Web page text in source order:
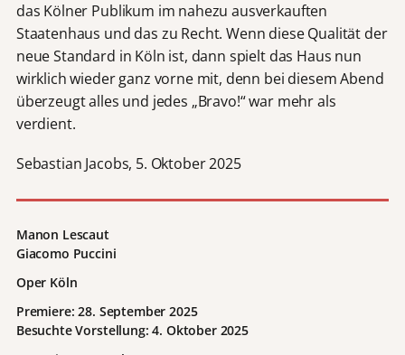
das Kölner Publikum im nahezu ausverkauften
Staatenhaus und das zu Recht. Wenn diese Qualität der
neue Standard in Köln ist, dann spielt das Haus nun
wirklich wieder ganz vorne mit, denn bei diesem Abend
überzeugt alles und jedes „Bravo!“ war mehr als
verdient.
Sebastian Jacobs, 5. Oktober 2025
Manon Lescaut
Giacomo Puccini
Oper Köln
Premiere: 28. September 2025
Besuchte Vorstellung: 4. Oktober 2025